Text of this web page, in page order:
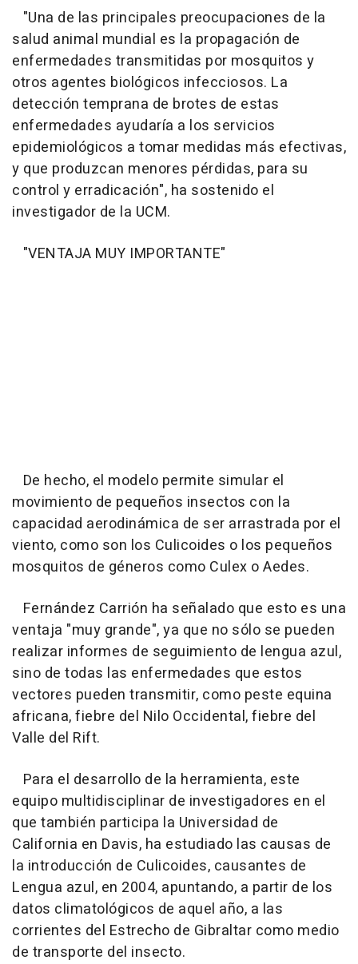
"Una de las principales preocupaciones de la
salud animal mundial es la propagación de
enfermedades transmitidas por mosquitos y
otros agentes biológicos infecciosos. La
detección temprana de brotes de estas
enfermedades ayudaría a los servicios
epidemiológicos a tomar medidas más efectivas,
y que produzcan menores pérdidas, para su
control y erradicación", ha sostenido el
investigador de la UCM.
"VENTAJA MUY IMPORTANTE"
De hecho, el modelo permite simular el
movimiento de pequeños insectos con la
capacidad aerodinámica de ser arrastrada por el
viento, como son los Culicoides o los pequeños
mosquitos de géneros como Culex o Aedes.
Fernández Carrión ha señalado que esto es una
ventaja "muy grande", ya que no sólo se pueden
realizar informes de seguimiento de lengua azul,
sino de todas las enfermedades que estos
vectores pueden transmitir, como peste equina
africana, fiebre del Nilo Occidental, fiebre del
Valle del Rift.
Para el desarrollo de la herramienta, este
equipo multidisciplinar de investigadores en el
que también participa la Universidad de
California en Davis, ha estudiado las causas de
la introducción de Culicoides, causantes de
Lengua azul, en 2004, apuntando, a partir de los
datos climatológicos de aquel año, a las
corrientes del Estrecho de Gibraltar como medio
de transporte del insecto.